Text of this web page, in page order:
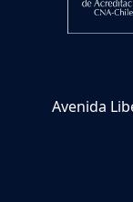
Avenida